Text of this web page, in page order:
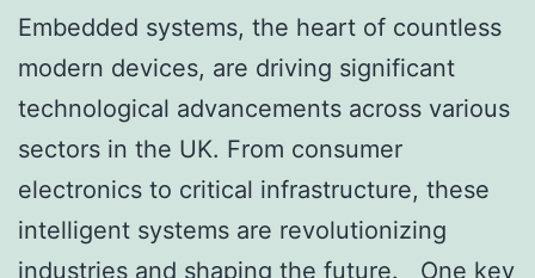
Embedded systems, the heart of countless
modern devices, are driving significant
technological advancements across various
sectors in the UK. From consumer
electronics to critical infrastructure, these
intelligent systems are revolutionizing
industries and shaping the future. One key